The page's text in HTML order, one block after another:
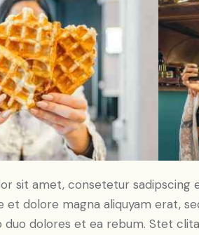
sit amet, consetetur sadipscing
et dolore magna aliquyam erat,
duo dolores et ea rebum. Stet